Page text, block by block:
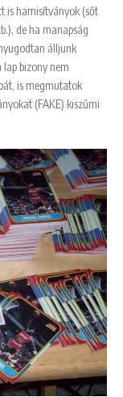
is hamisítványok (sőt
de ha manapság
álljunk
lap bizony nem
is megmutatok
(FAKE) kiszűrni